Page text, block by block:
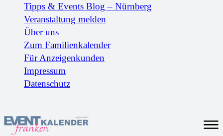
Tipps & Events Blog – Nürnberg
Veranstaltung melden
Über uns
Zum Familienkalender
Für Anzeigenkunden
Impressum
Datenschutz